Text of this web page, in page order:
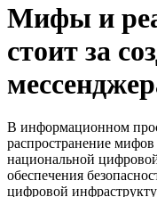
Мифы и
стоит за
В информационном
распространение
национальной
обеспечения
цифровой